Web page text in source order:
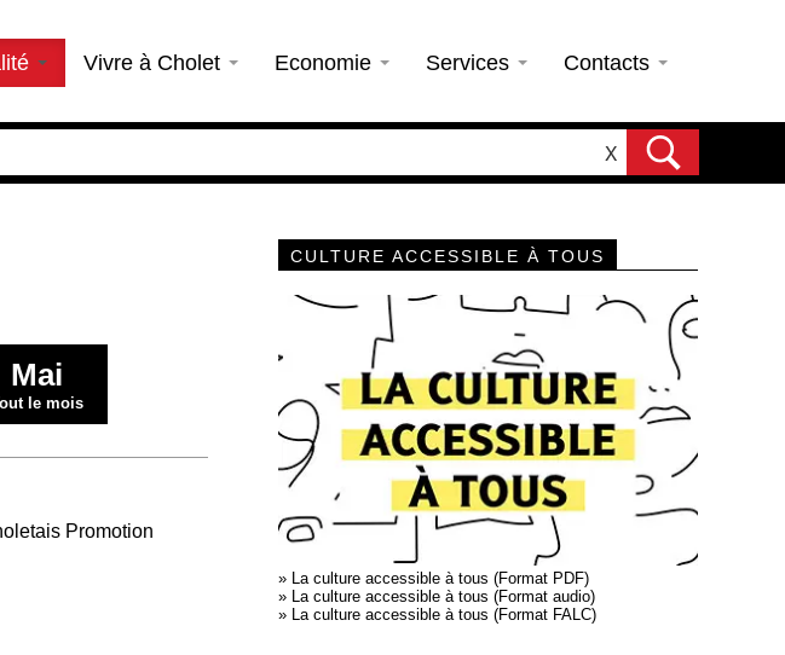
Vivre à Cholet Economie Services Contacts
X
Mai
le mois
Promotion
CULTURE ACCESSIBLE À TOUS
» La culture accessible à tous (Format PDF)
» La culture accessible à tous (Format audio)
» La culture accessible à tous (Format FALC)